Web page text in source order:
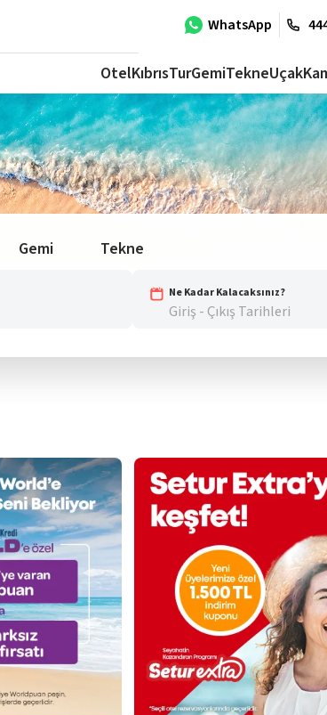
WhatsApp
OtelKıbrısTurGemiTekneUçak
Gemi Tekne
Ne Kadar Kalacaksınız?
Giriş - Çıkış Tarihleri